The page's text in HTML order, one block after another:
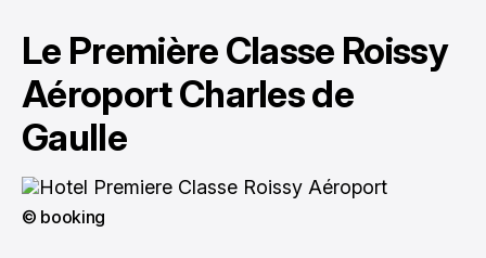
Le Première Classe Roissy
Aéroport Charles de
Gaulle
© booking